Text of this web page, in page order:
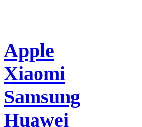
Apple
Xiaomi
Samsung
Huawei